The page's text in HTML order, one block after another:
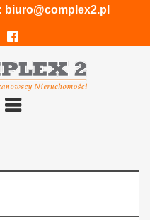
biuro@complex2.pl